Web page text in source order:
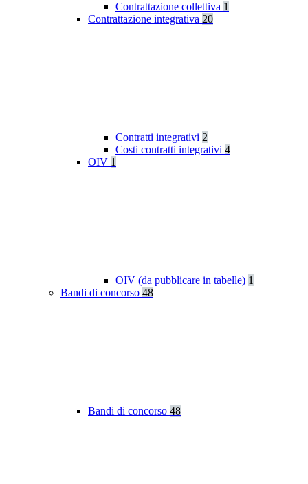
Contrattazione collettiva 1
Contrattazione integrativa 20
Contratti integrativi 2
Costi contratti integrativi 4
OIV 1
OIV (da pubblicare in tabelle) 1
Bandi di concorso 48
Bandi di concorso 48